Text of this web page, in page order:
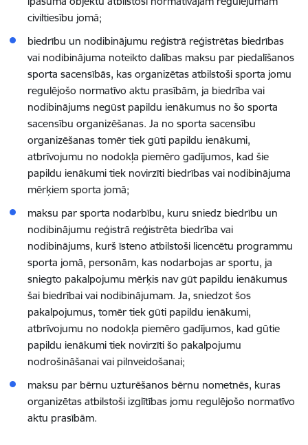
civiltiesību jomā;
biedrību un nodibinājumu reģistrā reģistrētas biedrības
vai nodibinājuma noteikto dalības maksu par piedalīšanos
sporta sacensībās, kas organizētas atbilstoši sporta jomu
regulējošo normatīvo aktu prasībām, ja biedrība vai
nodibinājums negūst papildu ienākumus no šo sporta
sacensību organizēšanas. Ja no sporta sacensību
organizēšanas tomēr tiek gūti papildu ienākumi,
atbrīvojumu no nodokļa piemēro gadījumos, kad šie
papildu ienākumi tiek novirzīti biedrības vai nodibinājuma
mērķiem sporta jomā;
maksu par sporta nodarbību, kuru sniedz biedrību un
nodibinājumu reģistrā reģistrēta biedrība vai
nodibinājums, kurš īsteno atbilstoši licencētu programmu
sporta jomā, personām, kas nodarbojas ar sportu, ja
sniegto pakalpojumu mērķis nav gūt papildu ienākumus
šai biedrībai vai nodibinājumam. Ja, sniedzot šos
pakalpojumus, tomēr tiek gūti papildu ienākumi,
atbrīvojumu no nodokļa piemēro gadījumos, kad gūtie
papildu ienākumi tiek novirzīti šo pakalpojumu
nodrošināšanai vai pilnveidošanai;
maksu par bērnu uzturēšanos bērnu nometnēs, kuras
organizētas atbilstoši izglītības jomu regulējošo normatīvo
aktu prasībām.